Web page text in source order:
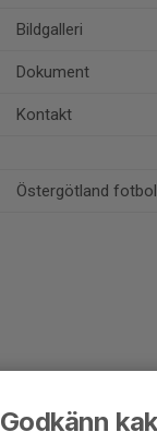
Bildgalleri
Dokument
Kontakt
Östergötland
Godkänn